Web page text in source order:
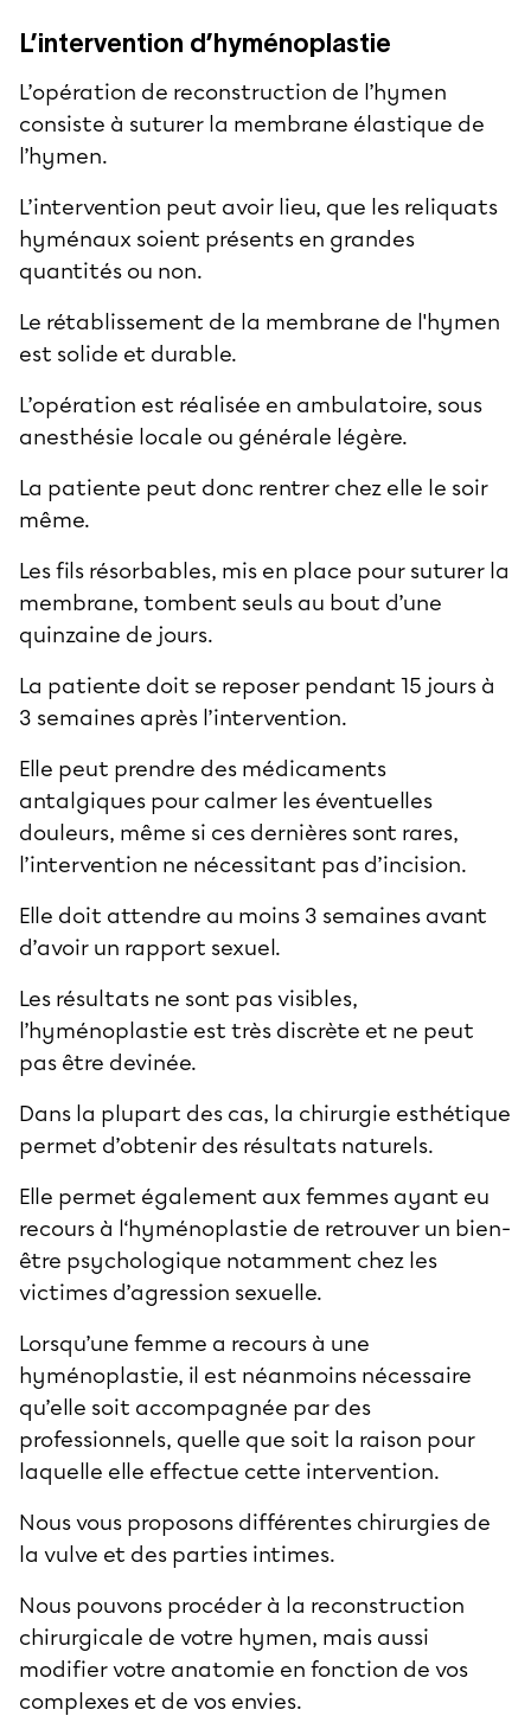
L’intervention d’hyménoplastie
L’opération de reconstruction de l’hymen
consiste à suturer la membrane élastique de
l’hymen.
L’intervention peut avoir lieu, que les reliquats
hyménaux soient présents en grandes
quantités ou non.
Le rétablissement de la membrane de l'hymen
est solide et durable.
L’opération est réalisée en ambulatoire, sous
anesthésie locale ou générale légère.
La patiente peut donc rentrer chez elle le soir
même.
Les fils résorbables, mis en place pour suturer la
membrane, tombent seuls au bout d’une
quinzaine de jours.
La patiente doit se reposer pendant 15 jours à
3 semaines après l’intervention.
Elle peut prendre des médicaments
antalgiques pour calmer les éventuelles
douleurs, même si ces dernières sont rares,
l’intervention ne nécessitant pas d’incision.
Elle doit attendre au moins 3 semaines avant
d’avoir un rapport sexuel.
Les résultats ne sont pas visibles,
l’hyménoplastie est très discrète et ne peut
pas être devinée.
Dans la plupart des cas, la chirurgie esthétique
permet d’obtenir des résultats naturels.
Elle permet également aux femmes ayant eu
recours à l‘hyménoplastie de retrouver un bien-
être psychologique notamment chez les
victimes d’agression sexuelle.
Lorsqu’une femme a recours à une
hyménoplastie, il est néanmoins nécessaire
qu’elle soit accompagnée par des
professionnels, quelle que soit la raison pour
laquelle elle effectue cette intervention.
Nous vous proposons différentes chirurgies de
la vulve et des parties intimes.
Nous pouvons procéder à la reconstruction
chirurgicale de votre hymen, mais aussi
modifier votre anatomie en fonction de vos
complexes et de vos envies.